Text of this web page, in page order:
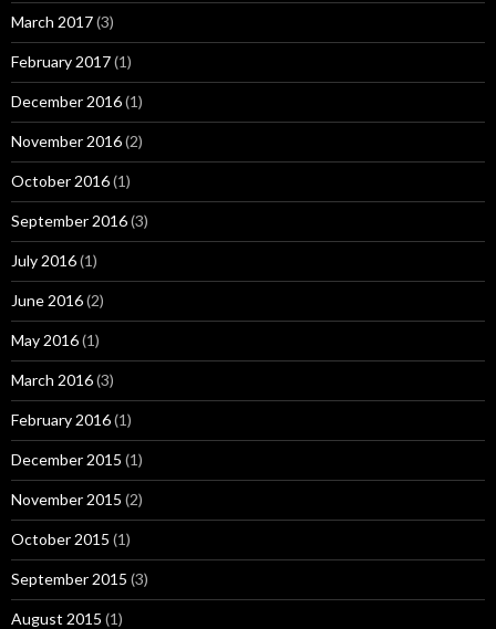
March 2017(3)
February 2017(1)
December 2016(1)
November 2016(2)
October 2016(1)
September 2016(3)
July 2016(1)
June 2016(2)
May 2016(1)
March 2016(3)
February 2016(1)
December 2015 (1)
November 2015 (2)
October 2015 (1)
September 2015 (3)
August 2015 (1)